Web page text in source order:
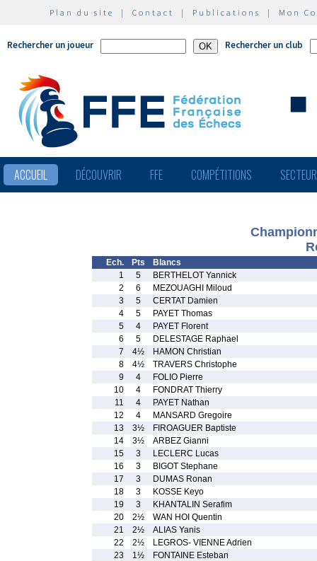
Plan du site | Contact | Publications | Mon
Rechercher un joueur Rechercher un club
ACCUEIL DÉCOUVRIR FFE COMPÉTITIONS
Ech. Pts
Blancs
1
5
BERTHELOT Yannick
2
6
MEZOUAGHI Miloud
3
5
CERTAT Damien
4
5
PAYET Thomas
5
4
PAYET Florent
6
5
DELESTAGE Raphael
7
4½
HAMON Christian
8
4½
TRAVERS Christophe
9
4
FOLIO Pierre
10
4
FONDRAT Thierry
11
4
PAYET Nathan
12
4
MANSARD Gregoire
13
3½
FIROAGUER Baptiste
14
3½
ARBEZ Gianni
15
3
LECLERC Lucas
16
3
BIGOT Stephane
17
3
DUMAS Ronan
18
3
KOSSE Keyo
19
3
KHANTALIN Serafim
20
2½
WAN HOI Quentin
21
2½
ALIAS Yanis
22
2½
LEGROS- VIENNE Adrien
23
1½
FONTAINE Esteban